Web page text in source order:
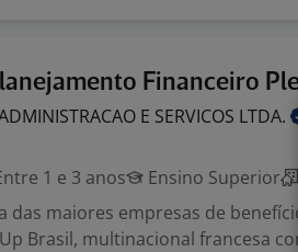
Financeiro
E SERVICOS LTDA.
1 e 3 anos Ensino Superior
das maiores empresas de
Brasil, multinacional francesa